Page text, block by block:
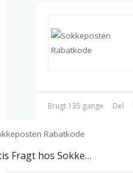
Brugt 135 gange Del
Gratis Fragt hos Sokkeposten